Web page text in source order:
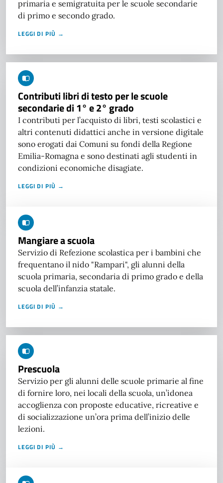
primaria e semigratuita per le scuole secondarie
di primo e secondo grado.
LEGGI DI PIÙ →
Contributi libri di testo per le scuole
secondarie di 1° e 2° grado
I contributi per l’acquisto di libri, testi scolastici e
altri contenuti didattici anche in versione digitale
sono erogati dai Comuni su fondi della Regione
Emilia-Romagna e sono destinati agli studenti in
condizioni economiche disagiate.
LEGGI DI PIÙ →
Mangiare a scuola
Servizio di Refezione scolastica per i bambini che
frequentano il nido "Rampari", gli alunni della
scuola primaria, secondaria di primo grado e della
scuola dell’infanzia statale.
LEGGI DI PIÙ →
Prescuola
Servizio per gli alunni delle scuole primarie al fine
di fornire loro, nei locali della scuola, un’idonea
accoglienza con proposte educative, ricreative e
di socializzazione un’ora prima dell’inizio delle
lezioni.
LEGGI DI PIÙ →